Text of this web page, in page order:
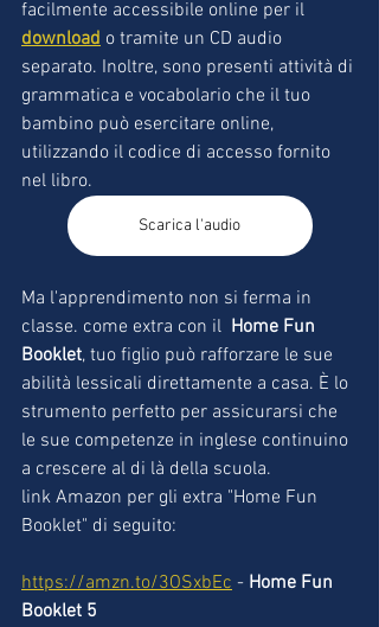
facilmente accessibile online per il
download o tramite un CD audio
separato. Inoltre, sono presenti attività di
grammatica e vocabolario che il tuo
bambino può esercitare online,
utilizzando il codice di accesso fornito
nel libro.
Scarica l'audio
Ma l'apprendimento non si ferma in
classe. come extra con il Home Fun
Booklet, tuo figlio può rafforzare le sue
abilità lessicali direttamente a casa. È lo
strumento perfetto per assicurarsi che
le sue competenze in inglese continuino
a crescere al di là della scuola.
link Amazon per gli extra "Home Fun
Booklet" di seguito:
https://amzn.to/3OSxbEc - Home Fun
Booklet 5